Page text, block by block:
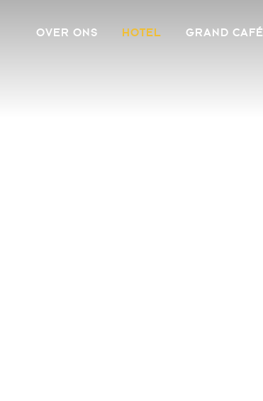
OVER ONS HOTEL GRAND CAFÉ